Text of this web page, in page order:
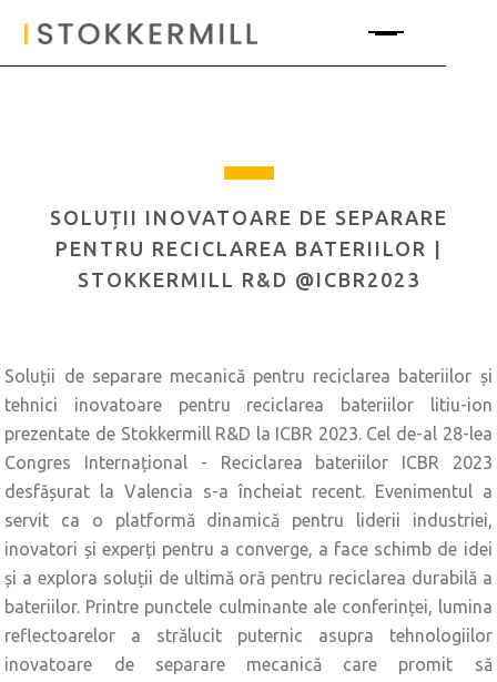
SOLUȚII INOVATOARE DE SEPARARE
PENTRU RECICLAREA BATERIILOR |
STOKKERMILL R&D @ICBR2023
Soluții de separare mecanică pentru reciclarea bateriilor și
tehnici inovatoare pentru reciclarea bateriilor litiu-ion
prezentate de Stokkermill R&D la ICBR 2023. Cel de-al 28-lea
Congres Internațional - Reciclarea bateriilor ICBR 2023
desfășurat la Valencia s-a încheiat recent. Evenimentul a
servit ca o platformă dinamică pentru liderii industriei,
inovatori și experți pentru a converge, a face schimb de idei
și a explora soluții de ultimă oră pentru reciclarea durabilă a
bateriilor. Printre punctele culminante ale conferinței, lumina
reflectoarelor a strălucit puternic asupra tehnologiilor
inovatoare de separare mecanică care promit să